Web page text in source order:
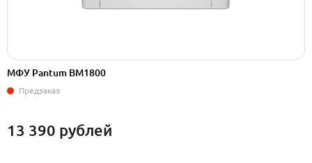
МФУ Pantum BM1800
Предзаказ
13 390 рублей